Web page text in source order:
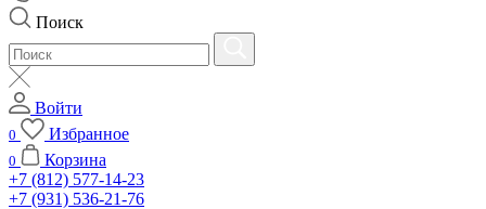
Поиск
Войти
0 Избранное
0
Корзина
+7 (812) 577-14-23
+7 (931) 536-21-76